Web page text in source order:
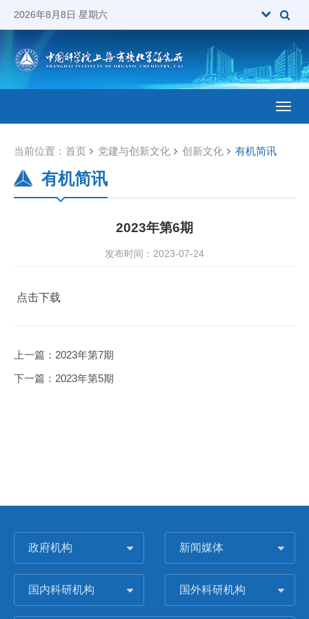
2026年8月8日 星期六
当前位置： 首页 党建与创新文化 创新文化 有机简讯
有机简讯
2023年第6期
发布时间：2023-07-24
点击下载
上一篇： 2023年第7期
下一篇： 2023年第5期
政府机构 新闻媒体
国内科研机构 国外科研机构